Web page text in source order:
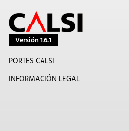
Versión 1.6.1
PORTES CALSI
INFORMACIÓN LEGAL